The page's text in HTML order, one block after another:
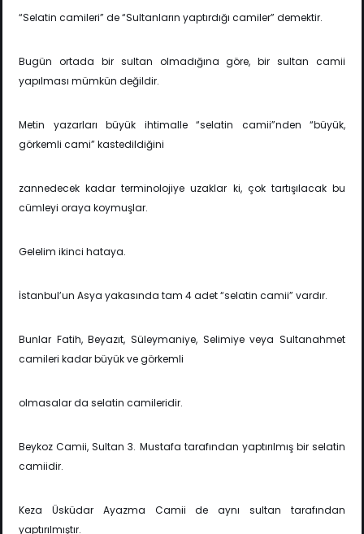
“Selatin camileri” de “Sultanların yaptırdığı camiler” demektir.
Bugün ortada bir sultan olmadığına göre, bir sultan camii
yapılması mümkün değildir.
Metin yazarları büyük ihtimalle “selatin camii”nden “büyük,
görkemli cami” kastedildiğini
zannedecek kadar terminolojiye uzaklar ki, çok tartışılacak bu
cümleyi oraya koymuşlar.
Gelelim ikinci hataya.
İstanbul’un Asya yakasında tam 4 adet “selatin camii” vardır.
Bunlar Fatih, Beyazıt, Süleymaniye, Selimiye veya Sultanahmet
camileri kadar büyük ve görkemli
olmasalar da selatin camileridir.
Beykoz Camii, Sultan 3. Mustafa tarafından yaptırılmış bir selatin
camiidir.
Keza Üsküdar Ayazma Camii de aynı sultan tarafından
yaptırılmıştır.